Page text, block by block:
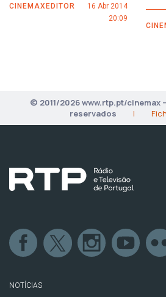
CINEMAXEDITOR
16 Abr 2014
20:09
© 2011/2026 www.rtp.pt/
reservados
|
NOTÍCIAS